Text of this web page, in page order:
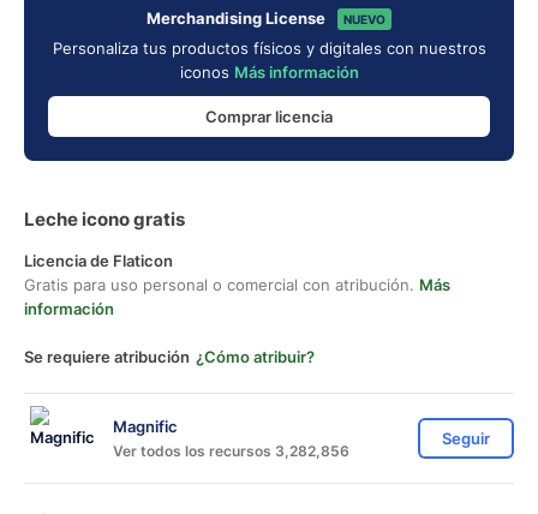
Merchandising License NUEVO
Personaliza tus productos físicos y digitales con nuestros
iconos Más información
Comprar licencia
Leche icono gratis
Licencia de Flaticon
Gratis para uso personal o comercial con atribución. Más
información
Se requiere atribución ¿Cómo atribuir?
Magnific
Ver todos los recursos 3,282,856
Seguir